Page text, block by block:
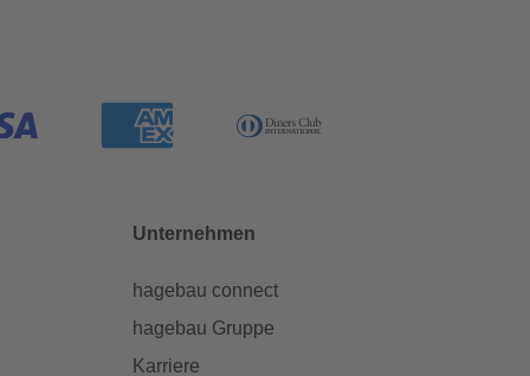
Unternehmen
hagebau connect
hagebau Gruppe
Karriere